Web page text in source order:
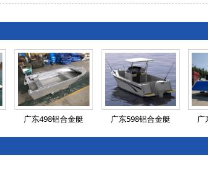
广东498铝合金艇 广东598铝合金艇 广